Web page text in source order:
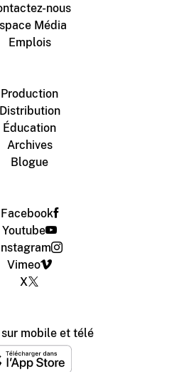
nous
Média
Emplois
Production
Distribution
Éducation
Archives
Blogue
Facebook
Youtube
Vimeo
X
sur mobile et télé